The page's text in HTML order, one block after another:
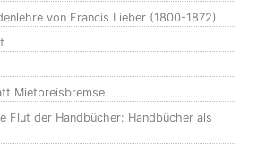
von Francis Lieber (1800-1872)
Mietpreisbremse
Flut der Handbücher: Handbücher als